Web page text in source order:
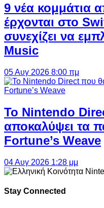
9 νέα κομμάτια
έρχονται στο
συνεχίζει να
Music
05 Αυγ 2026 8:00 πμ
Το Nintendo
αποκαλύψει τα
Fortune’s Weave
04 Αυγ 2026 1:28 μμ
Stay Connected